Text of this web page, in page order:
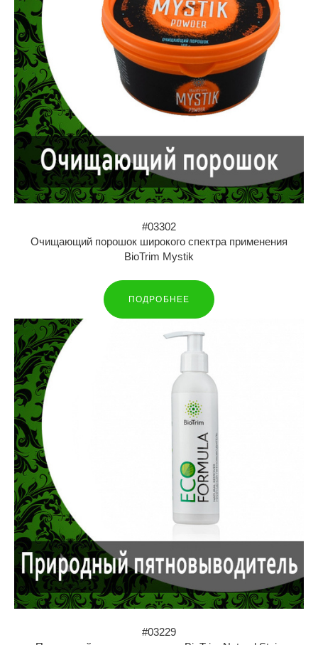
#03302
Очищающий порошок широкого спектра применения
BioTrim Mystik
ПОДРОБНЕЕ
#03229